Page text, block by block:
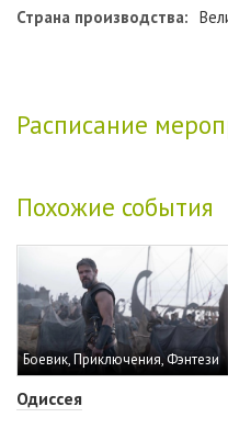
Страна производства:
Расписание
Похожие события
Боевик, Приключения, Фэнтези
Одиссея